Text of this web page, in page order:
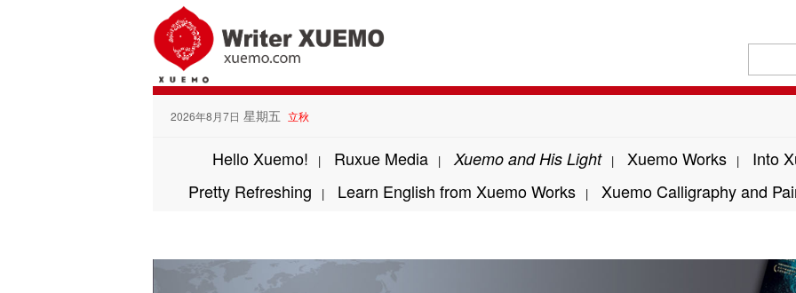
2026年8月7日 星期五 立秋
Hello Xuemo! | Ruxue Media | Xuemo and His Light | Xuemo Works | Into
Pretty Refreshing | Learn English from Xuemo Works | Xuemo Calligraphy and